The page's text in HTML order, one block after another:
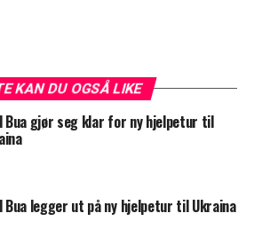
KAN DU OGSÅ LIKE
Bua gjør seg klar for ny hjelpetur til
Bua legger ut på ny hjelpetur til Ukraina